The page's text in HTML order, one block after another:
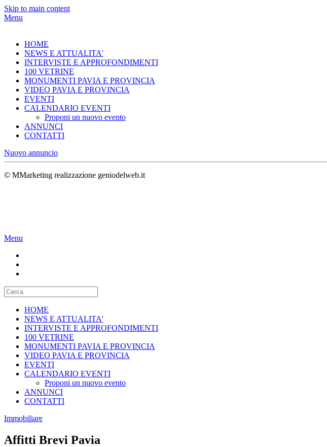
Skip to main content
Menu
HOME
NEWS E ATTUALITA'
INTERVISTE E APPROFONDIMENTI
100 VETRINE
MONUMENTI PAVIA E PROVINCIA
VIDEO PAVIA E PROVINCIA
EVENTI
CALENDARIO EVENTI
Proponi un nuovo evento
ANNUNCI
CONTATTI
Nuovo annuncio
© MMarketing realizzazione geniodelweb.it
Menu
HOME
NEWS E ATTUALITA'
INTERVISTE E APPROFONDIMENTI
100 VETRINE
MONUMENTI PAVIA E PROVINCIA
VIDEO PAVIA E PROVINCIA
EVENTI
CALENDARIO EVENTI
Proponi un nuovo evento
ANNUNCI
CONTATTI
Immobiliare
Affitti Brevi Pavia